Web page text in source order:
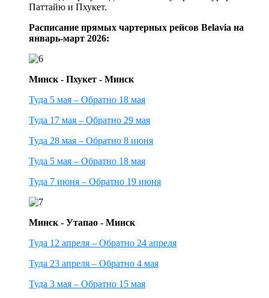
Паттайю и Пхукет.
Расписание прямых чартерных рейсов Belavia на
январь-март 2026:
Минск - Пхукет - Минск
Туда 5 мая – Обратно 18 мая
Туда 17 мая – Обратно 29 мая
Туда 28 мая – Обратно 8 июня
Туда 5 мая – Обратно 18 мая
Туда 7 июня – Обратно 19 июня
Минск - Утапао - Минск
Туда 12 апреля – Обратно 24 апреля
Туда 23 апреля – Обратно 4 мая
Туда 3 мая – Обратно 15 мая